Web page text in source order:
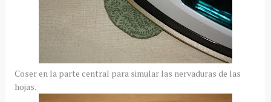
Coser en la parte central para simular las nervaduras de las
hojas.